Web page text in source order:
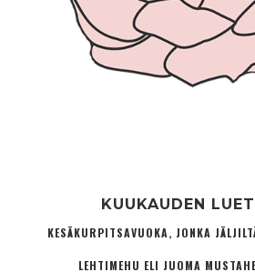
KUUKAUDEN
KESÄKURPITSAVUOKA, JONKA
LEHTIMEHU ELI JUOMA